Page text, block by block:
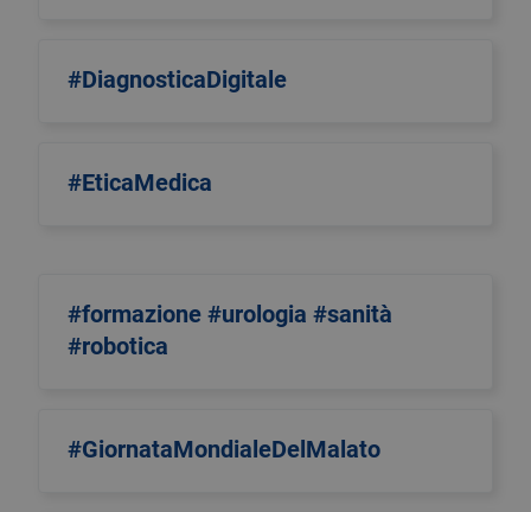
#DiagnosticaDigitale
#EticaMedica
#formazione #urologia #sanità
#robotica
#GiornataMondialeDelMalato